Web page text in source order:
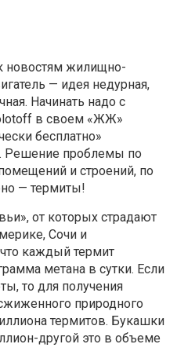
новостям жилищно-
— идея недурная,
Начинать надо с
в своем «ЖЖ»
бесплатно»
Решение проблемы по
и строений, по
— термиты!
от которых страдают
Сочи и
каждый термит
метана в сутки. Если
то для получения
природного
термитов. Букашки
другой это в объеме